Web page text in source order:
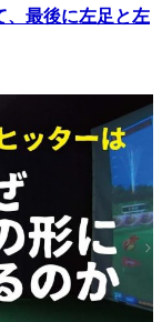
、最後に左足と左